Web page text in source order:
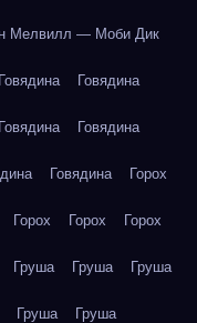
Мелвилл — Моби Дик
Говядина Говядина
Говядина Говядина
Говядина Горох
Горох Горох Горох
Груша Груша Груша
Груша Груша